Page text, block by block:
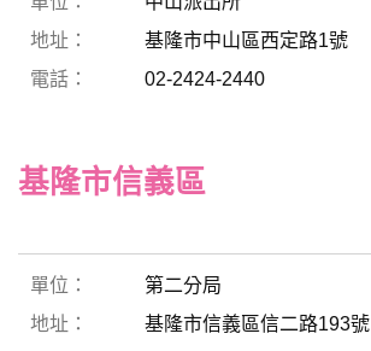
基隆市中山區西定路1號
02-2424-2440
基隆市信義區
第二分局
基隆市信義區信二路193號